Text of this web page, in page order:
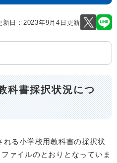
新日：2023年9月4日更新
科書採択状況につ
る小学校用教科書の採択状
ァイルのとおりとなっていま